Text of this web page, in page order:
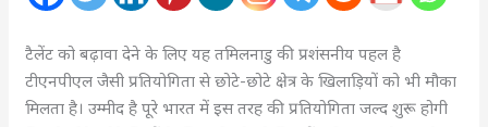
टैलेंट को बढ़ावा देने के लिए यह तमिलनाडु की प्रशंसनीय पहल है
टीएनपीएल जैसी प्रतियोगिता से छोटे-छोटे क्षेत्र के खिलाड़ियों को भी मौका
मिलता है। उम्मीद है पूरे भारत में इस तरह की प्रतियोगिता जल्द शुरू होगी